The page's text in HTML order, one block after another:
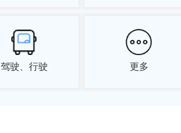
驾驶、行驶 更多